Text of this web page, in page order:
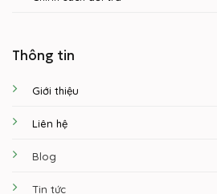
Thông tin
Giới thiệu
Liên hệ
Blog
Tin tức